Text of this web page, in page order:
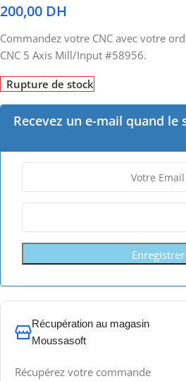
200,00 DH
Commandez votre CNC avec votre
CNC 5 Axis Mill/Input #58956.
Rupture de stock
Recevez un e-mail quand
Enregistrer
Récupération au magasin
Moussasoft
Récupérez votre commande